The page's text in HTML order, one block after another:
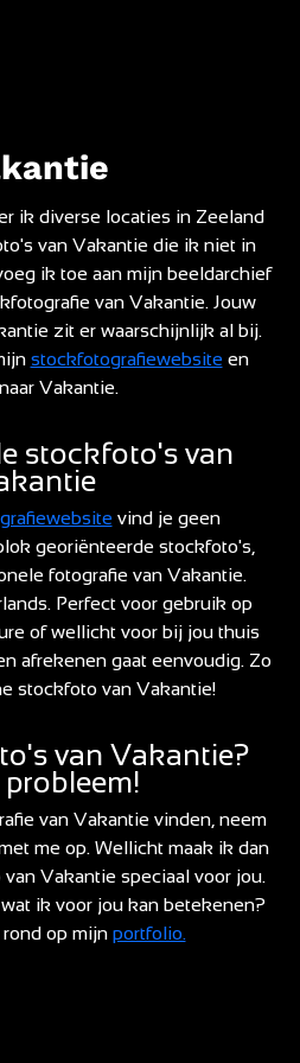
ik diverse locaties in Zeeland
van Vakantie die ik niet in
ik toe aan mijn beeldarchief
van Vakantie. Jouw
zit er waarschijnlijk al bij.
stockfotografiewebsiteen
Vakantie.
stockfoto's van
vind je geen
georiënteerde stockfoto's,
fotografie van Vakantie.
Perfect voor gebruik op
of wellicht voor bij jou thuis
afrekenen gaat eenvoudig. Zo
stockfoto van Vakantie!
van Vakantie?
probleem!
van Vakantie vinden, neem
me op. Wellicht maak ik dan
Vakantie speciaal voor jou.
ik voor jou kan betekenen?
op mijn portfolio.